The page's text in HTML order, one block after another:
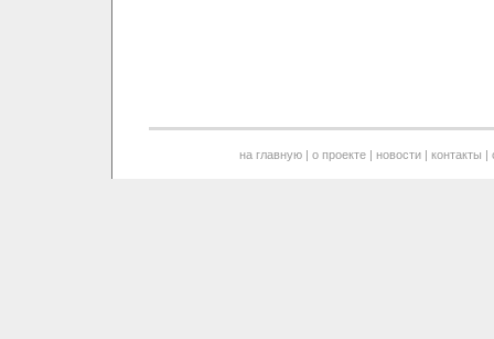
на главную| о проекте| новости| контакты |